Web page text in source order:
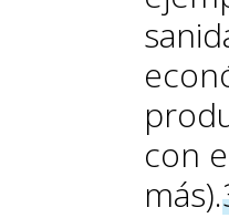
con
más).